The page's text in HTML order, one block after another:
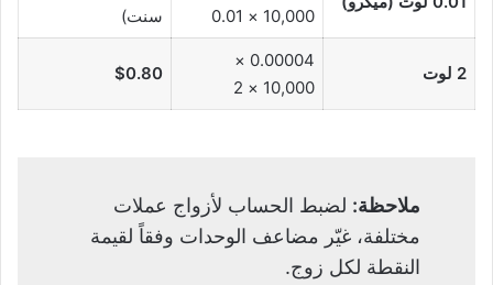
10,000 × 0.01
سنت)
2 لوت
0.00004 ×
10,000 × 2
$0.80
ملاحظة: لضبط الحساب لأزواج عملات
مختلفة، غيّر مضاعف الوحدات وفقاً لقيمة
النقطة لكل زوج.